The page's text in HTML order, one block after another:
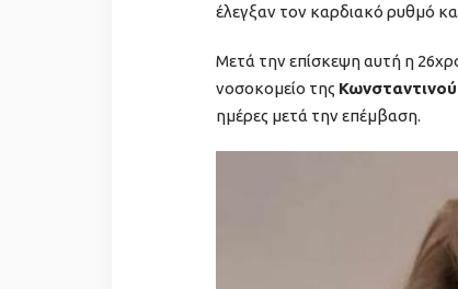
έλεγξαν τον καρδιακό ρυθμό
Μετά την επίσκεψη αυτή η
νοσοκομείο της
ημέρες μετά την επέμβαση.